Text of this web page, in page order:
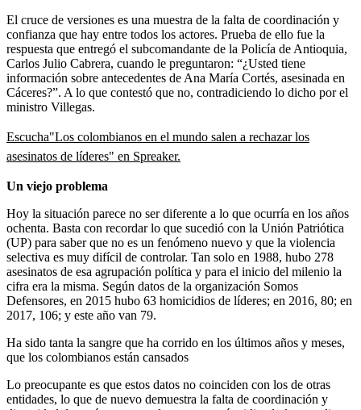
El cruce de versiones es una muestra de la falta de coordinación y
confianza que hay entre todos los actores. Prueba de ello fue la
respuesta que entregó el subcomandante de la Policía de Antioquia,
Carlos Julio Cabrera, cuando le preguntaron: “¿Usted tiene
información sobre antecedentes de Ana María Cortés, asesinada en
Cáceres?”. A lo que contestó que no, contradiciendo lo dicho por el
ministro Villegas.
Escucha"Los colombianos en el mundo salen a rechazar los
asesinatos de líderes" en Spreaker.
Un viejo problema
Hoy la situación parece no ser diferente a lo que ocurría en los años
ochenta. Basta con recordar lo que sucedió con la Unión Patriótica
(UP) para saber que no es un fenómeno nuevo y que la violencia
selectiva es muy difícil de controlar. Tan solo en 1988, hubo 278
asesinatos de esa agrupación política y para el inicio del milenio la
cifra era la misma. Según datos de la organización Somos
Defensores, en 2015 hubo 63 homicidios de líderes; en 2016, 80; en
2017, 106; y este año van 79.
Ha sido tanta la sangre que ha corrido en los últimos años y meses,
que los colombianos están cansados
Lo preocupante es que estos datos no coinciden con los de otras
entidades, lo que de nuevo demuestra la falta de coordinación y